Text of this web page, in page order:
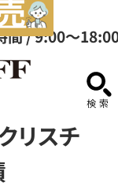
間 / 9:00～
サ
リスチ